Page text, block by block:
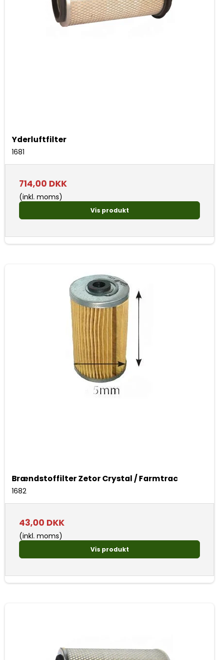
Yderluftfilter
1681
714,00 DKK
(inkl. moms)
Vis produkt
Brændstoffilter Zetor Crystal / Farmtrac
1682
43,00 DKK
(inkl. moms)
Vis produkt